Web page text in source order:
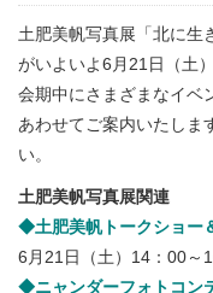
土肥美帆写真展「北に生
がいよいよ6月21日（土
会期中にさまざまなイベ
あわせてご案内いたしま
い。
土肥美帆写真展関連
◆土肥美帆トークショー
6月21日（土）14：00～
◆ニャンダーフォトコン